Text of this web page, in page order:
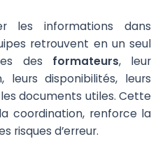
les informations dans
retrouvent en un seul
des formateurs, leur
leurs disponibilités, leurs
documents utiles. Cette
coordination, renforce la
risques d’erreur.